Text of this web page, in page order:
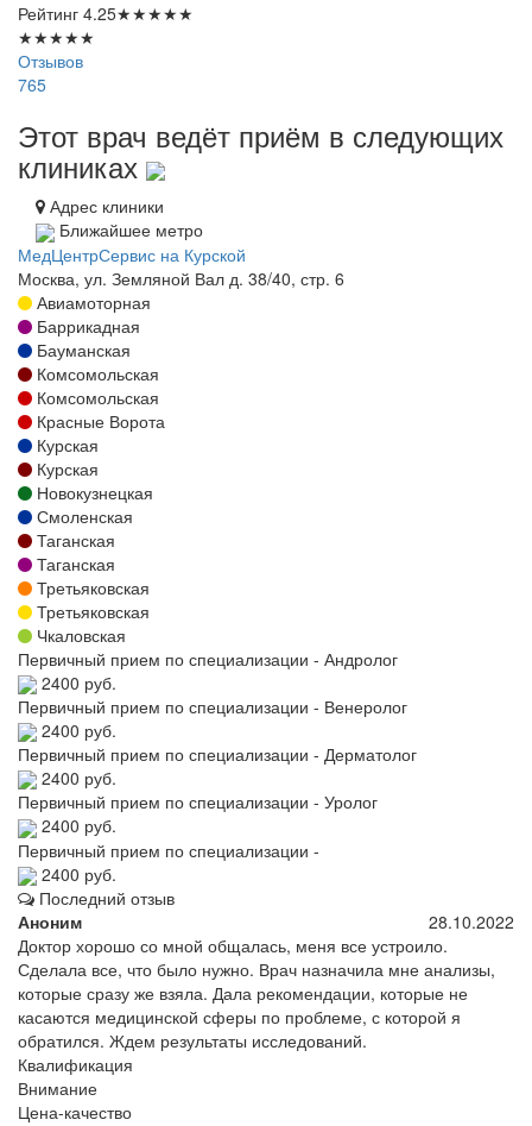
Рейтинг 4.25★★★★★
★★★★★
Отзывов
765
Этот врач ведёт приём в следующих
клиниках
Адрес клиники
Ближайшее метро
МедЦентрСервис на Курской
Москва, ул. Земляной Вал д. 38/40, стр. 6
Авиамоторная
Баррикадная
Бауманская
Комсомольская
Комсомольская
Красные Ворота
Курская
Курская
Новокузнецкая
Смоленская
Таганская
Таганская
Третьяковская
Третьяковская
Чкаловская
Первичный прием по специализации - Андролог
2400 руб.
Первичный прием по специализации - Венеролог
2400 руб.
Первичный прием по специализации - Дерматолог
2400 руб.
Первичный прием по специализации - Уролог
2400 руб.
Первичный прием по специализации -
2400 руб.
Последний отзыв
Аноним
28.10.2022
Доктор хорошо со мной общалась, меня все устроило.
Сделала все, что было нужно. Врач назначила мне анализы,
которые сразу же взяла. Дала рекомендации, которые не
касаются медицинской сферы по проблеме, с которой я
обратился. Ждем результаты исследований.
Квалификация
Внимание
Цена-качество